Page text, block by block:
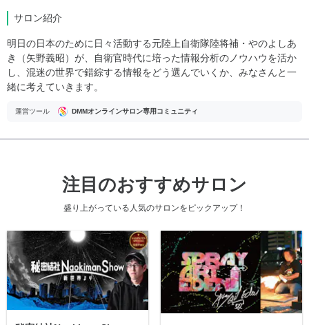
サロン紹介
明日の日本のために日々活動する元陸上自衛隊陸将補・やのよしあ
き（矢野義昭）が、自衛官時代に培った情報分析のノウハウを活か
し、混迷の世界で錯綜する情報をどう選んでいくか、みなさんと一
緒に考えていきます。
運営ツール DMMオンラインサロン専用コミュニティ
注目のおすすめサロン
盛り上がっている人気のサロンをピックアップ！